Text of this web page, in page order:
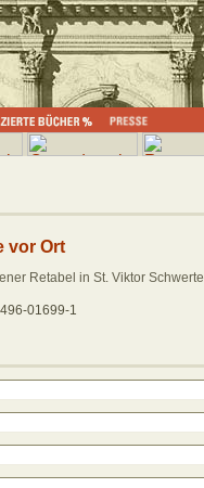
vor Ort
Retabel in St. Viktor Schwerte
01699-1